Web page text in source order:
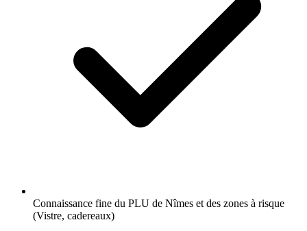
Connaissance fine du PLU de Nîmes et des zones à risque
(Vistre, cadereaux)